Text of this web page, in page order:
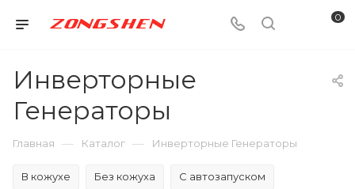
0
Инверторные
Генераторы
Главная — Каталог — Инверторные Генераторы
В кожухе Без кожуха С автозапуском